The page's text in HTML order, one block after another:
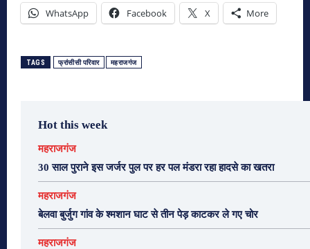
WhatsApp Facebook X More
TAGS फ्रांसीसी परिवार महराजगंज
Hot this week
महराजगंज
30 साल पुराने इस जर्जर पुल पर हर पल मंडरा रहा हादसे का खतरा
महराजगंज
बेलवा बुर्जुग गांव के श्मशान घाट से तीन पेड़ काटकर ले गए चोर
महराजगंज